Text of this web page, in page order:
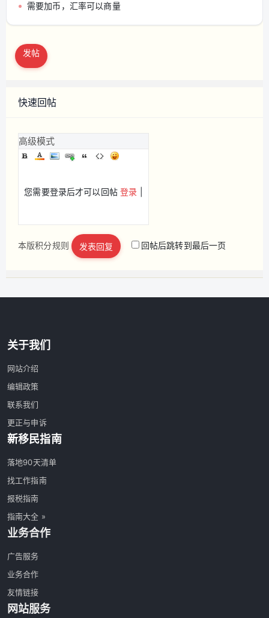
需要加币，汇率可以商量
发帖
快速回帖
高级模式
您需要登录后才可以回帖登录
立即注册
本版积分规则 发表回复 回帖后跳转到最后一页
关于我们
网站介绍
编辑政策
联系我们
更正与申诉
新移民指南
落地90天清单
找工作指南
报税指南
指南大全 »
业务合作
广告服务
业务合作
友情链接
网站服务